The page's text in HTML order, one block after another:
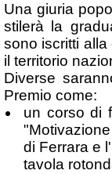
Una giuria
stilerà la
sono iscritti
il territorio
Diverse
Premio come:
un corso di
di Ferrara e
tavola